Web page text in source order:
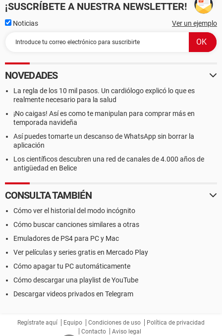
¡SUSCRÍBETE A NUESTRA NEWSLETTER!
Noticias Ver un ejemplo
NOVEDADES
La regla de los 10 mil pasos. Un cardiólogo explicó lo que es
realmente necesario para la salud
¡No caigas! Así es como te manipulan para comprar más en
temporada navideña
Así puedes tomarte un descanso de WhatsApp sin borrar la
aplicación
Los científicos descubren una red de canales de 4.000 años de
antigüedad en Belice
CONSULTA TAMBIÉN
Cómo ver el historial del modo incógnito
Cómo buscar canciones similares a otras
Emuladores de PS4 para PC y Mac
Ver películas y series gratis en Mercado Play
Cómo apagar tu PC automáticamente
Cómo descargar una playlist de YouTube
Descargar videos privados en Telegram
Regístrate aquí Equipo Condiciones de uso
Política de privacidad
Contacto
Aviso legal